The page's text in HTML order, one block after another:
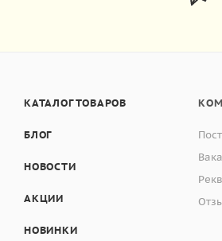
КАТАЛОГ ТОВАРОВ
БЛОГ
НОВОСТИ
АКЦИИ
НОВИНКИ